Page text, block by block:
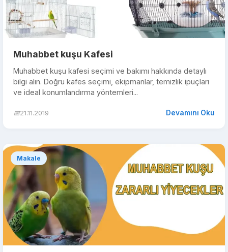
Muhabbet kuşu Kafesi
Muhabbet kuşu kafesi seçimi ve bakımı hakkında detaylı
bilgi alın. Doğru kafes seçimi, ekipmanlar, temizlik ipuçları
ve ideal konumlandırma yöntemleri...
📅21.11.2019 Devamını Oku
Makale